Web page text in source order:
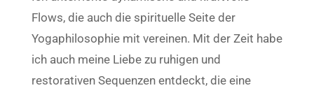
Flows, die auch die spirituelle Seite der
Yogaphilosophie mit vereinen. Mit der Zeit habe
ich auch meine Liebe zu ruhigen und
restorativen Sequenzen entdeckt, die eine